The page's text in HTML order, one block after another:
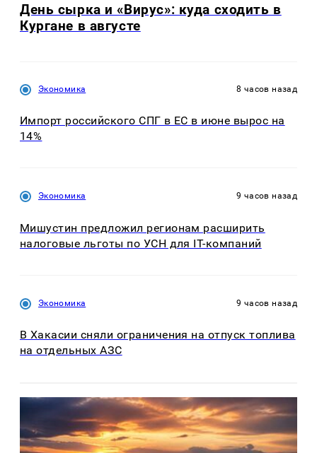
День сырка и «Вирус»: куда сходить в
Кургане в августе
Экономика 8 часов назад
Импорт российского СПГ в ЕС в июне вырос на
14%
Экономика 9 часов назад
Мишустин предложил регионам расширить
налоговые льготы по УСН для IT-компаний
Экономика 9 часов назад
В Хакасии сняли ограничения на отпуск топлива
на отдельных АЗС